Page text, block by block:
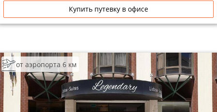
Купить путевку в офисе
от аэропорта 6 км